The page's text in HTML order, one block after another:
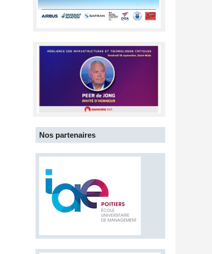
Nos partenaires